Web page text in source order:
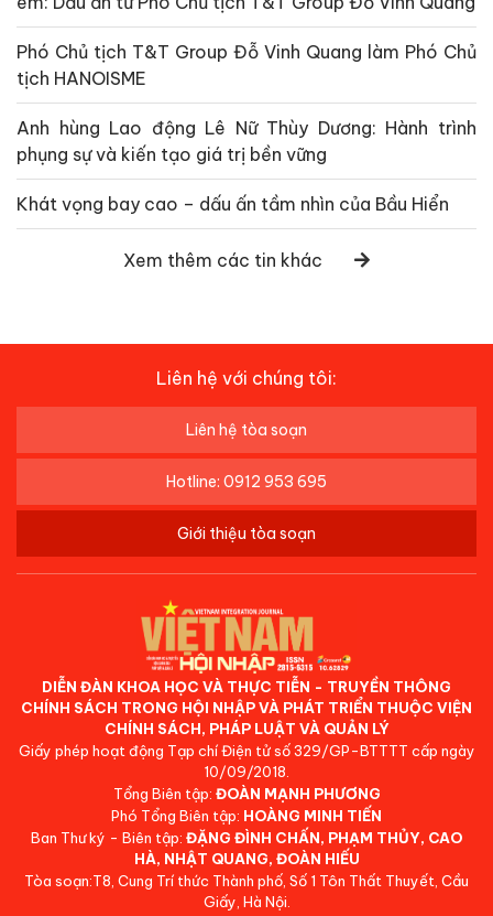
Phó Chủ tịch T&T Group Đỗ Vinh Quang làm Phó Chủ
tịch HANOISME
Anh hùng Lao động Lê Nữ Thùy Dương: Hành trình
phụng sự và kiến tạo giá trị bền vững
Khát vọng bay cao – dấu ấn tầm nhìn của Bầu Hiển
Xem thêm các tin khác
Liên hệ với chúng tôi:
Liên hệ tòa soạn
Hotline: 0912 953 695
Giới thiệu tòa soạn
DIỄN ĐÀN KHOA HỌC VÀ THỰC TIỄN - TRUYỀN THÔNG
CHÍNH SÁCH TRONG HỘI NHẬP VÀ PHÁT TRIỂN THUỘC VIỆN
CHÍNH SÁCH, PHÁP LUẬT VÀ QUẢN LÝ
Giấy phép hoạt động Tạp chí Điện tử số 329/GP-BTTTT cấp ngày
10/09/2018.
Tổng Biên tập: ĐOÀN MẠNH PHƯƠNG
Phó Tổng Biên tập: HOÀNG MINH TIẾN
Ban Thư ký - Biên tập: ĐẶNG ĐÌNH CHẤN, PHẠM THỦY, CAO
HÀ, NHẬT QUANG, ĐOÀN HIẾU
Tòa soạn:T8, Cung Trí thức Thành phố, Số 1 Tôn Thất Thuyết, Cầu
Giấy, Hà Nội.